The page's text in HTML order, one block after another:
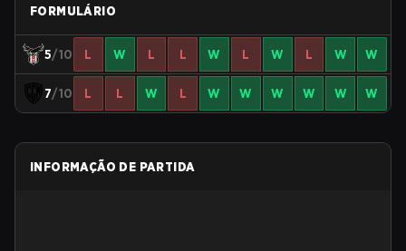
FORMULÁRIO
5/10 L W L L W L W L W W
7/10 L L W L W W W W W W
INFORMAÇÃO DE PARTIDA